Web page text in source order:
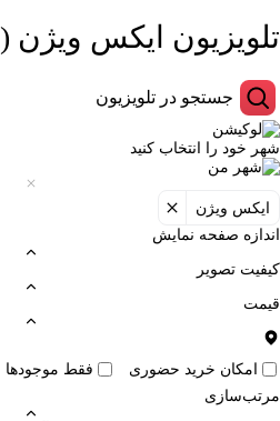
تلویزیون ایکس ویژن (X.Vision)
شهر خود را انتخاب کنید
ایکس ویژن
اندازه صفحه نمایش
کیفیت تصویر
قیمت
امکان خرید حضوری
فقط موجودها
مرتب‌سازی